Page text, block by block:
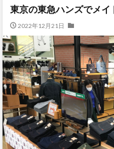
東京の東急ハンズでメイ
2022年12月21日